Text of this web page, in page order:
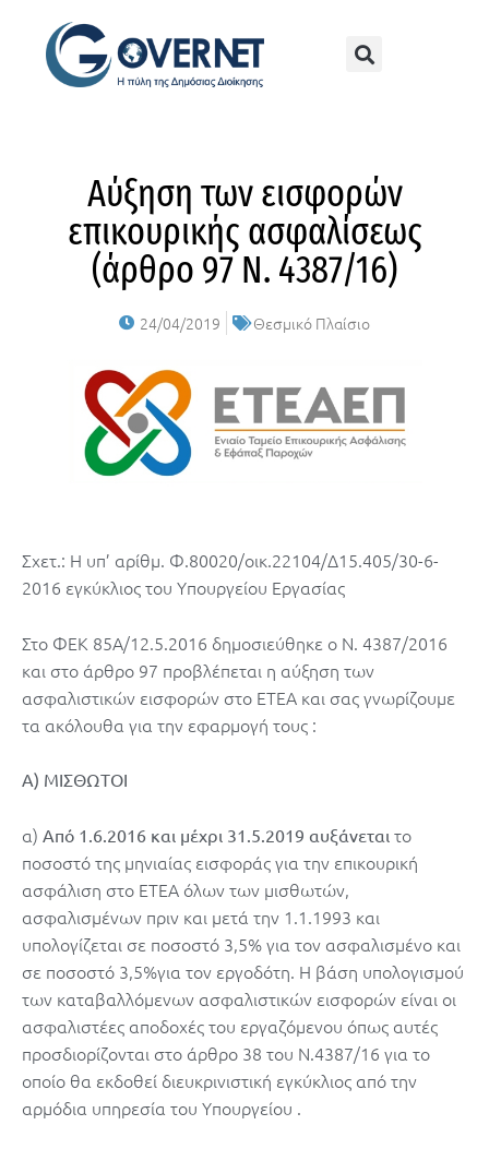
Αύξηση των εισφορών
επικουρικής ασφαλίσεως
(άρθρο 97 Ν. 4387/16)
24/04/2019 Θεσμικό Πλαίσιο
Σχετ.: Η υπ’ αρίθμ. Φ.80020/οικ.22104/Δ15.405/30-6-
2016 εγκύκλιος του Υπουργείου Εργασίας
Στο ΦΕΚ 85Α/12.5.2016 δημοσιεύθηκε ο Ν. 4387/2016
και στο άρθρο 97 προβλέπεται η αύξηση των
ασφαλιστικών εισφορών στο ΕΤΕΑ και σας γνωρίζουμε
τα ακόλουθα για την εφαρμογή τους :
Α) ΜΙΣΘΩΤΟΙ
α) Από 1.6.2016 και μέχρι 31.5.2019 αυξάνεται το
ποσοστό της μηνιαίας εισφοράς για την επικουρική
ασφάλιση στο ΕΤΕΑ όλων των μισθωτών,
ασφαλισμένων πριν και μετά την 1.1.1993 και
υπολογίζεται σε ποσοστό 3,5% για τον ασφαλισμένο και
σε ποσοστό 3,5%για τον εργοδότη. Η βάση υπολογισμού
των καταβαλλόμενων ασφαλιστικών εισφορών είναι οι
ασφαλιστέες αποδοχές του εργαζόμενου όπως αυτές
προσδιορίζονται στο άρθρο 38 του Ν.4387/16 για το
οποίο θα εκδοθεί διευκρινιστική εγκύκλιος από την
αρμόδια υπηρεσία του Υπουργείου .